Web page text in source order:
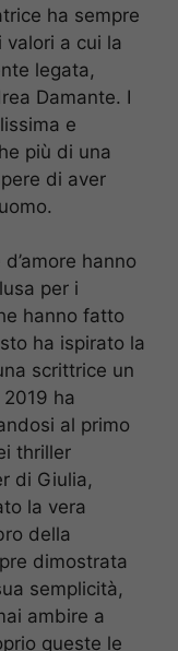
ha sempre
valori a cui la
legata,
Damante. I
e
più di una
di aver
hanno
per i
hanno fatto
ha ispirato la
scrittrice un
ha
al primo
thriller
di Giulia,
la vera
della
dimostrata
semplicità,
ambire a
queste le